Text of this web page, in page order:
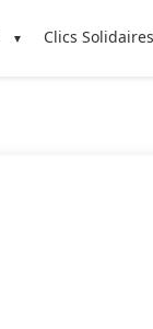
Clics Solidaires